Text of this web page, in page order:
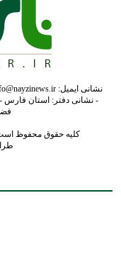
- نشانی دفتر: استان فارس
کلیه حقوق محفوظ است.